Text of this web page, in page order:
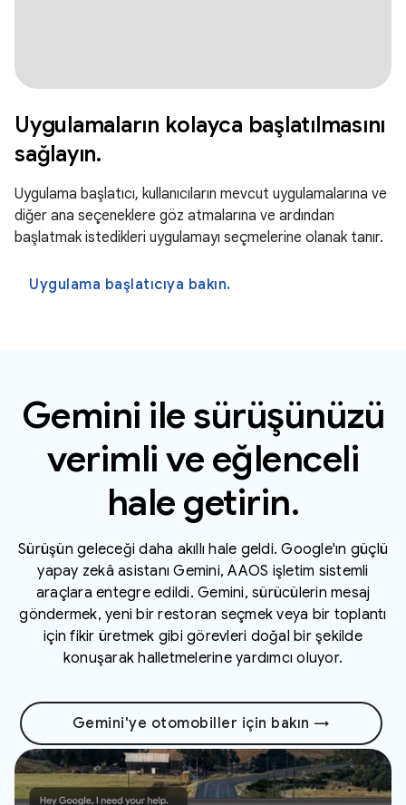
Uygulamaların kolayca başlatılmasını
sağlayın.
Uygulama başlatıcı, kullanıcıların mevcut uygulamalarına ve
diğer ana seçeneklere göz atmalarına ve ardından
başlatmak istedikleri uygulamayı seçmelerine olanak tanır.
Uygulama başlatıcıya bakın.
Gemini ile sürüşünüzü
verimli ve eğlenceli
hale getirin.
Sürüşün geleceği daha akıllı hale geldi. Google'ın güçlü
yapay zekâ asistanı Gemini, AAOS işletim sistemli
araçlara entegre edildi. Gemini, sürücülerin mesaj
göndermek, yeni bir restoran seçmek veya bir toplantı
için fikir üretmek gibi görevleri doğal bir şekilde
konuşarak halletmelerine yardımcı oluyor.
Gemini'ye otomobiller için bakın →